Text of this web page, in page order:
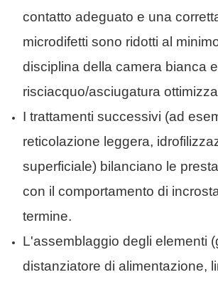
contatto adeguato e una
microdifetti sono ridotti al
disciplina della camera bianca
risciacquo/asciugatura
I trattamenti successivi (ad
reticolazione leggera,
superficiale) bilanciano le
con il comportamento di
termine.
L'assemblaggio degli elementi
distanziatore di alimentazione,